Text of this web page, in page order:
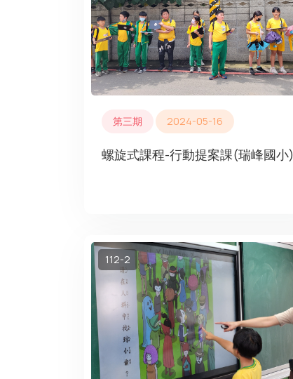
第三期 2024-05-16
螺旋式課程-行動提案課(瑞峰國小)
112-2